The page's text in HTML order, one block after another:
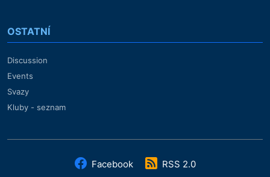
OSTATNÍ
Discussion
Events
Svazy
Kluby - seznam
Facebook RSS 2.0